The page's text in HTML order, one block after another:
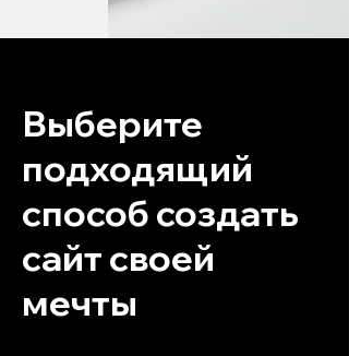
Выберите
подходящий
способ создать
сайт своей
мечты